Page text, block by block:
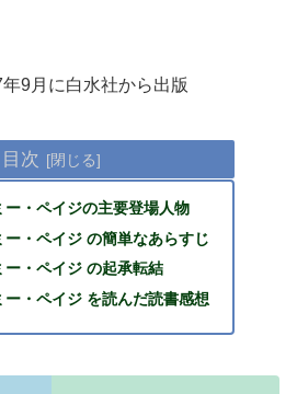
9月に白水社から出版
目次
ー・ペイジの主要登場人物
ー・ペイジ の簡単なあらすじ
ー・ペイジ の起承転結
ー・ペイジ を読んだ読書感想